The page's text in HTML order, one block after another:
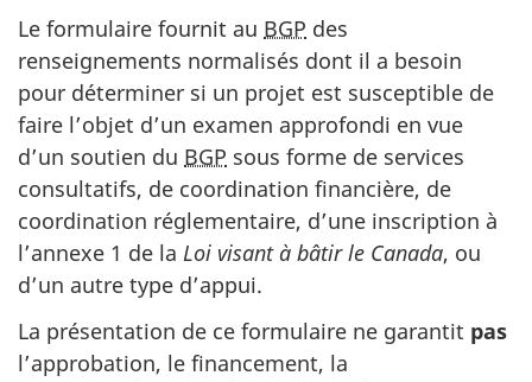
Le formulaire fournit au BGP des
renseignements normalisés dont il a besoin
pour déterminer si un projet est susceptible de
faire l’objet d’un examen approfondi en vue
d’un soutien du BGP sous forme de services
consultatifs, de coordination financière, de
coordination réglementaire, d’une inscription à
l’annexe 1 de la Loi visant à bâtir le Canada, ou
d’un autre type d’appui.
La présentation de ce formulaire ne garantit pas
l’approbation, le financement, la